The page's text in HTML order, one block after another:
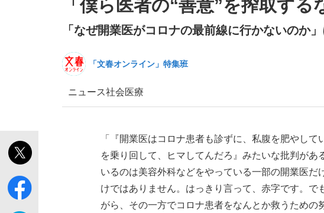
「目標達成できなかったからと言って…」サッカー日本代
「僕ら医者の“善意”を搾取する
「なぜ開業医がコロナの最前線に行かないのか
「文春オンライン」特集班
ニュース社会医療
「『開業医はコロナ患者も診ずに、私腹を肥やし
を乗り回して、ヒマしてんだろ』みたいな批判が
いるのは美容外科などをやっている一部の開業医
けではありません。はっきり言って、赤字です。
がら、その一方でコロナ患者をなんとか救うため